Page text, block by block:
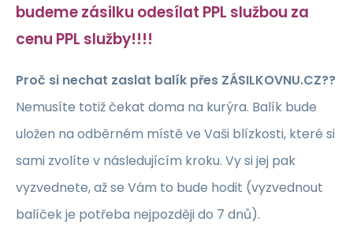
budeme zásilku odesílat PPL službou za
cenu PPL služby!!!!
Proč si nechat zaslat balík přes ZÁSILKOVNU.CZ??
Nemusíte totiž čekat doma na kurýra. Balík bude
uložen na odběrném místě ve Vaši blízkosti, které si
sami zvolíte v následujícím kroku. Vy si jej pak
vyzvednete, až se Vám to bude hodit (vyzvednout
balíček je potřeba nejpozději do 7 dnů).